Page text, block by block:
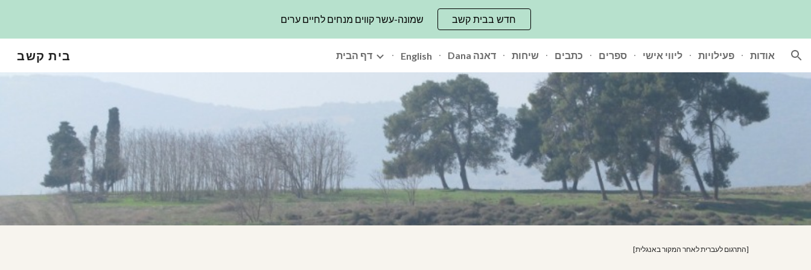
Skip to main content Skip to navigation שמונה-עשר קווים מנחים לחיים ערים חדש בבית קשב
בית קשב דף הבית English Dana דאנה שיחות כתבים ספרים ליווי אישי פעילויות אודות
[התרגום לעברית לאחר המקור באנגלית]